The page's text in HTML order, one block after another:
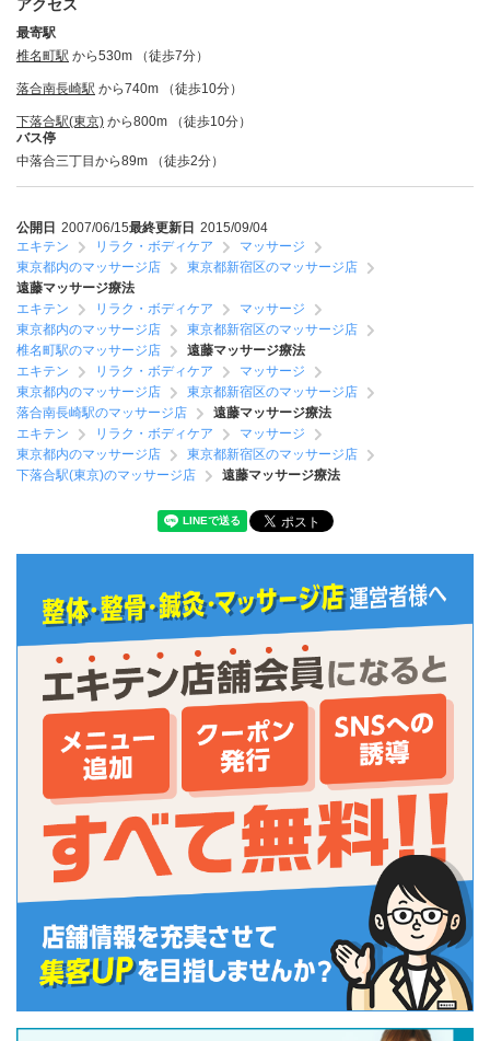
アクセス
最寄駅
椎名町駅 から530m （徒歩7分）
落合南長崎駅 から740m （徒歩10分）
下落合駅(東京) から800m （徒歩10分）
バス停
中落合三丁目から89m （徒歩2分）
公開日 2007/06/15最終更新日 2015/09/04
エキテン
リラク・ボディケア
マッサージ
東京都内のマッサージ店
東京都新宿区のマッサージ店
遠藤マッサージ療法
エキテン
リラク・ボディケア
マッサージ
東京都内のマッサージ店
東京都新宿区のマッサージ店
椎名町駅のマッサージ店
遠藤マッサージ療法
エキテン
リラク・ボディケア
マッサージ
東京都内のマッサージ店
東京都新宿区のマッサージ店
落合南長崎駅のマッサージ店
遠藤マッサージ療法
エキテン
リラク・ボディケア
マッサージ
東京都内のマッサージ店
東京都新宿区のマッサージ店
下落合駅(東京)のマッサージ店
遠藤マッサージ療法